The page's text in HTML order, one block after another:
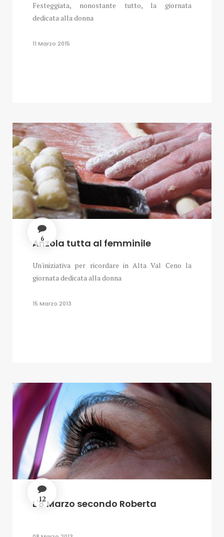
Festeggiata, nonostante tutto, la giornata
dedicata alla donna
11 Marzo 2015
6
Anzola tutta al femminile
Un'iniziativa per ricordare in Alta Val Ceno la
giornata dedicata alla donna
15 Marzo 2013
12
L'8 Marzo secondo Roberta